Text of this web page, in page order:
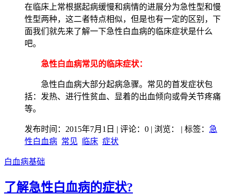
在临床上常根据起病缓慢和病情的进展分为急性型和慢
性型两种，这二者特点相似，但是也有一定的区别，下
面我们就先来了解一下急性白血病的临床症状是什么
吧。
急性白血病常见的临床症状：
急性白血病大部分起病急骤。常见的首发症状包
括：发热、进行性贫血、显着的出血倾向或骨关节疼痛
等。
发布时间：2015年7月1日 | 评论：0 | 浏览： | 标签： 急
性白血病 常见 临床 症状
白血病基础
了解急性白血病的症状?